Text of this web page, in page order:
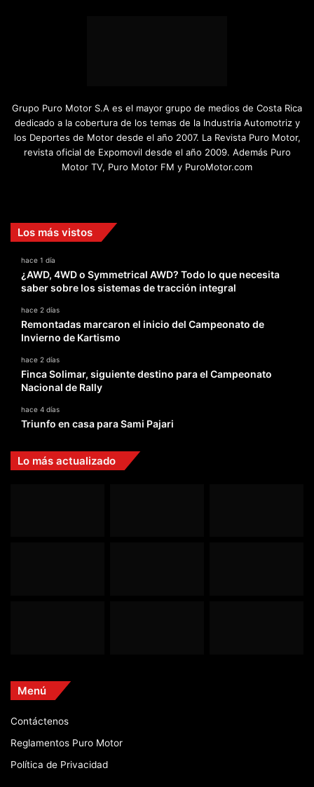
Grupo Puro Motor S.A es el mayor grupo de medios de Costa Rica
dedicado a la cobertura de los temas de la Industria Automotriz y
los Deportes de Motor desde el año 2007. La Revista Puro Motor,
revista oficial de Expomovil desde el año 2009. Además Puro
Motor TV, Puro Motor FM y PuroMotor.com
Los más vistos
hace 1 día
¿AWD, 4WD o Symmetrical AWD? Todo lo que necesita
saber sobre los sistemas de tracción integral
hace 2 días
Remontadas marcaron el inicio del Campeonato de
Invierno de Kartismo
hace 2 días
Finca Solimar, siguiente destino para el Campeonato
Nacional de Rally
hace 4 días
Triunfo en casa para Sami Pajari
Lo más actualizado
Menú
Contáctenos
Reglamentos Puro Motor
Política de Privacidad